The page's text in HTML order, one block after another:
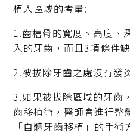
植入區域的考量:
1.齒槽骨的寬度、高度、
入的牙齒，而且3項條件
2.被拔除牙齒之處沒有發
3.如果被拔除區域的牙齒
齒移植術，醫師會進行整
「自體牙齒移植」的手術